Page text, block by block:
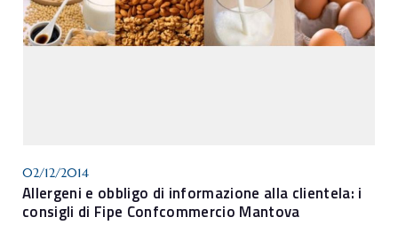
02/12/2014
Allergeni e obbligo di informazione alla clientela: i
consigli di Fipe Confcommercio Mantova